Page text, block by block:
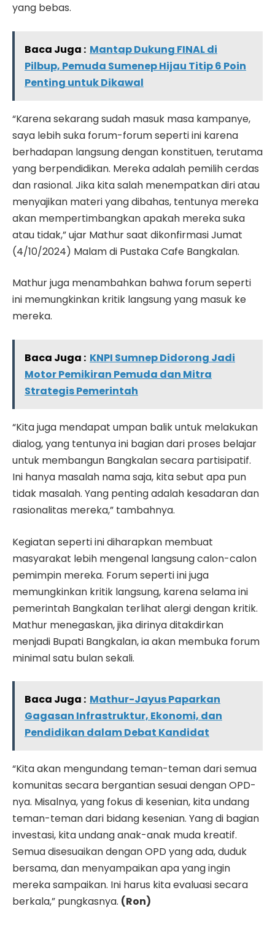
yang bebas.
Baca Juga : Mantap Dukung FINAL di
Pilbup, Pemuda Sumenep Hijau Titip 6 Poin
Penting untuk Dikawal
“Karena sekarang sudah masuk masa kampanye,
saya lebih suka forum-forum seperti ini karena
berhadapan langsung dengan konstituen, terutama
yang berpendidikan. Mereka adalah pemilih cerdas
dan rasional. Jika kita salah menempatkan diri atau
menyajikan materi yang dibahas, tentunya mereka
akan mempertimbangkan apakah mereka suka
atau tidak,” ujar Mathur saat dikonfirmasi Jumat
(4/10/2024) Malam di Pustaka Cafe Bangkalan.
Mathur juga menambahkan bahwa forum seperti
ini memungkinkan kritik langsung yang masuk ke
mereka.
Baca Juga : KNPI Sumnep Didorong Jadi
Motor Pemikiran Pemuda dan Mitra
Strategis Pemerintah
“Kita juga mendapat umpan balik untuk melakukan
dialog, yang tentunya ini bagian dari proses belajar
untuk membangun Bangkalan secara partisipatif.
Ini hanya masalah nama saja, kita sebut apa pun
tidak masalah. Yang penting adalah kesadaran dan
rasionalitas mereka,” tambahnya.
Kegiatan seperti ini diharapkan membuat
masyarakat lebih mengenal langsung calon-calon
pemimpin mereka. Forum seperti ini juga
memungkinkan kritik langsung, karena selama ini
pemerintah Bangkalan terlihat alergi dengan kritik.
Mathur menegaskan, jika dirinya ditakdirkan
menjadi Bupati Bangkalan, ia akan membuka forum
minimal satu bulan sekali.
Baca Juga : Mathur-Jayus Paparkan
Gagasan Infrastruktur, Ekonomi, dan
Pendidikan dalam Debat Kandidat
“Kita akan mengundang teman-teman dari semua
komunitas secara bergantian sesuai dengan OPD-
nya. Misalnya, yang fokus di kesenian, kita undang
teman-teman dari bidang kesenian. Yang di bagian
investasi, kita undang anak-anak muda kreatif.
Semua disesuaikan dengan OPD yang ada, duduk
bersama, dan menyampaikan apa yang ingin
mereka sampaikan. Ini harus kita evaluasi secara
berkala,” pungkasnya. (Ron)